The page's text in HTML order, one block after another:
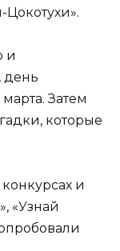
и
день
Затем
которые
и
«Узнай